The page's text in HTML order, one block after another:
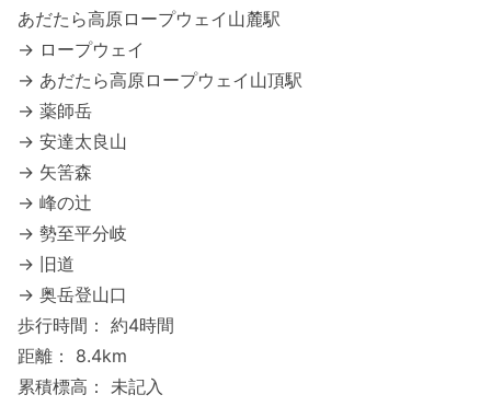
あだたら高原ロープウェイ山麓駅
→ ロープウェイ
→ あだたら高原ロープウェイ山頂駅
→ 薬師岳
→ 安達太良山
→ 矢筈森
→ 峰の辻
→ 勢至平分岐
→ 旧道
→ 奥岳登山口
歩行時間： 約4時間
距離： 8.4km
累積標高： 未記入